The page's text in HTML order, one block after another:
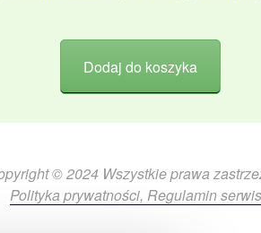
Dodaj do koszyka
© 2024 Wszystkie prawa
Polityka prywatności, Regulamin